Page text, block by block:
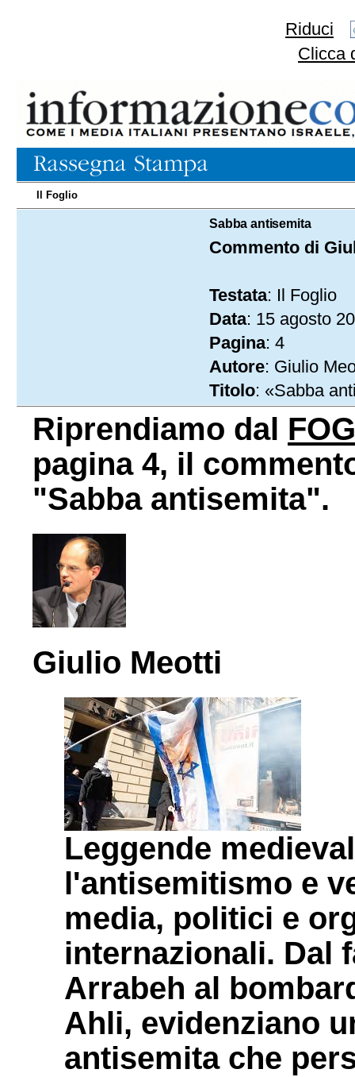
Riduci
Clicca
Il Foglio
Sabba antisemita
Commento di
Testata: Il Foglio
Data: 15 agosto
Pagina: 4
Autore: Giulio
Titolo: «Sabba
Riprendiamo dal
pagina 4, il
"Sabba antisemita".
Giulio Meotti
Leggende
l'antisemitismo e
media, politici e
internazionali. Dal
Arrabeh al
Ahli, evidenziano
antisemita che